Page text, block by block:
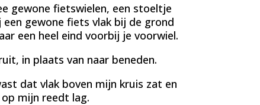
gewone fietswielen, een stoeltje
gewone fiets vlak bij de grond
een heel eind voorbij je voorwiel.
in plaats van naar beneden.
dat vlak boven mijn kruis zat en
mijn reedt lag.